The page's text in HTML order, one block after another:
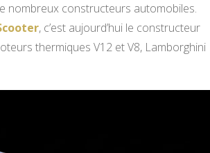
nombreux constructeurs automobiles.
, c’est aujourd’hui le constructeur
thermiques V12 et V8, Lamborghini